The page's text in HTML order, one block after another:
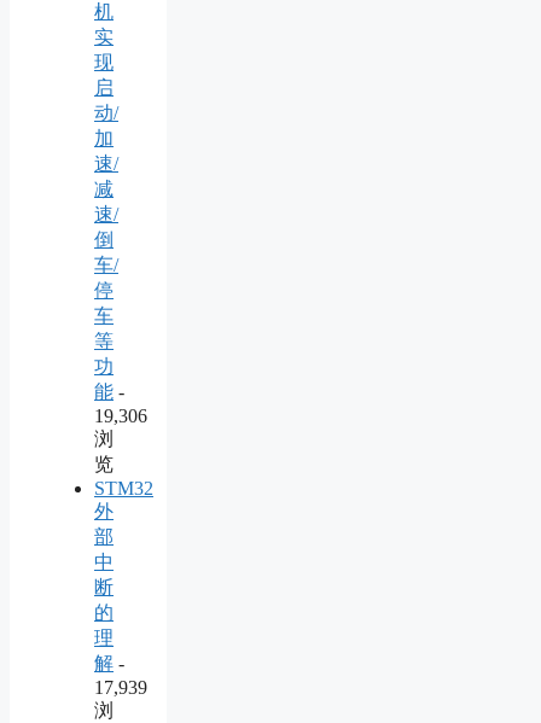
机
实
现
启
动/
加
速/
减
速/
倒
车/
停
车
等
功
能 -
19,306
浏
览
STM32
外
部
中
断
的
理
解 -
17,939
浏